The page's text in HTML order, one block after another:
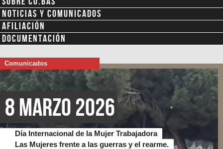
NOTICIAS Y COMUNICADOS
AFILIACIÓN
DOCUMENTACIÓN
Comunicados
8 Marzo 2026
Día Internacional de la Mujer Trabajadora
Las Mujeres frente a las guerras y el rearme.